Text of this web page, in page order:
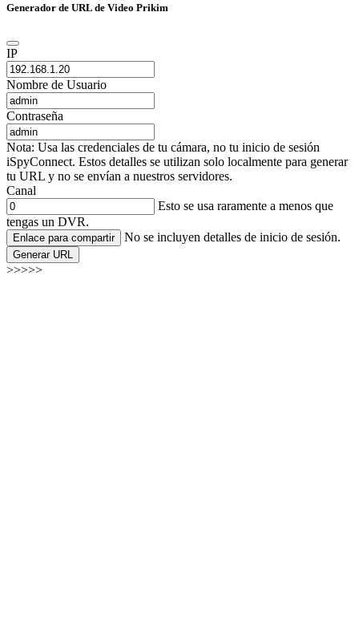
Generador de URL de Video Prikim
IP
Nombre de Usuario
Contraseña
Nota: Usa las credenciales de tu cámara, no tu inicio de sesión
iSpyConnect. Estos detalles se utilizan solo localmente para generar
tu URL y no se envían a nuestros servidores.
Canal
Esto se usa raramente a menos que
tengas un DVR.
Enlace para compartir No se incluyen detalles de inicio de sesión.
Generar URL
>>>>>